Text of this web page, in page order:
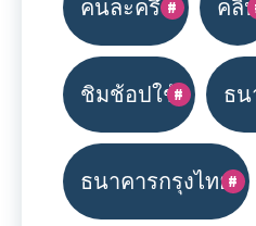
คนละครึ่ง คลิ
ชิมช้อปใช้ ธน
ธนาคารกรุงไทย